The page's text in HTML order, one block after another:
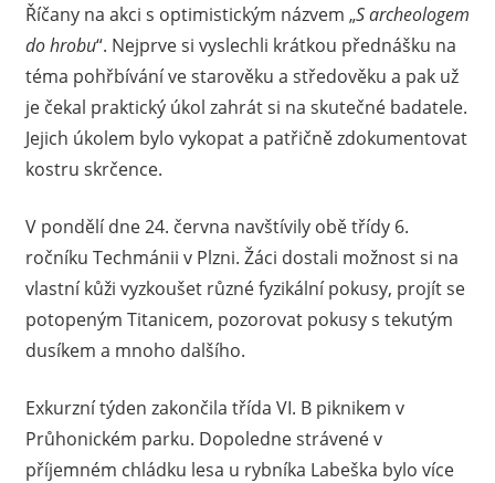
Říčany na akci s optimistickým názvem „S archeologem
do hrobu“. Nejprve si vyslechli krátkou přednášku na
téma pohřbívání ve starověku a středověku a pak už
je čekal praktický úkol zahrát si na skutečné badatele.
Jejich úkolem bylo vykopat a patřičně zdokumentovat
kostru skrčence.
V pondělí dne 24. června navštívily obě třídy 6.
ročníku Techmánii v Plzni. Žáci dostali možnost si na
vlastní kůži vyzkoušet různé fyzikální pokusy, projít se
potopeným Titanicem, pozorovat pokusy s tekutým
dusíkem a mnoho dalšího.
Exkurzní týden zakončila třída VI. B piknikem v
Průhonickém parku. Dopoledne strávené v
příjemném chládku lesa u rybníka Labeška bylo více